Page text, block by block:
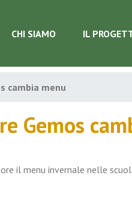
CHI SIAMO IL
cambia menu
Gemos
il menu invernale nelle